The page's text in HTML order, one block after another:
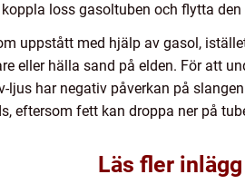
loss gasoltuben och flytta
uppstått med hjälp av gasol,
eller hälla sand på elden. För att
ljus har negativ påverkan på
eftersom fett kan droppa ner på
Läs fler